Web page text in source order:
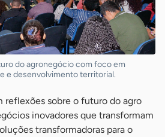
do agronegócio com foco em
e desenvolvimento territorial.
reflexões sobre o futuro do agro
inovadores que transformam
transformadoras para o